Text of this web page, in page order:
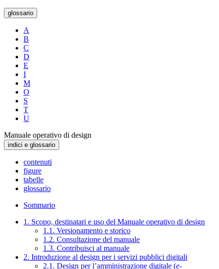
glossario
A
B
C
D
E
I
M
O
S
T
U
Manuale operativo di design
indici e glossario
contenuti
figure
tabelle
glossario
Sommario
1. Scopo, destinatari e uso del Manuale operativo di design
1.1. Versionamento e storico
1.2. Consultazione del manuale
1.3. Contribuisci al manuale
2. Introduzione al design per i servizi pubblici digitali
2.1. Design per l’amministrazione digitale (e-